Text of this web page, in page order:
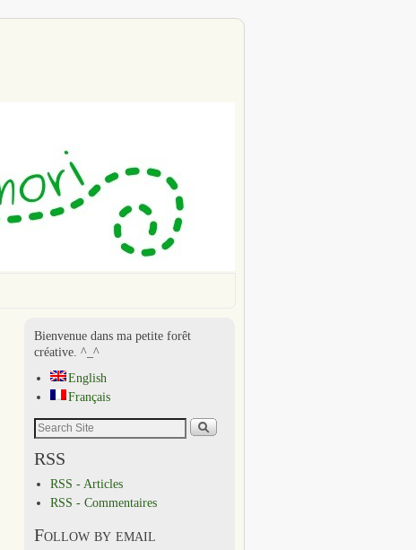
Bienvenue dans ma petite forêt
créative. ^_^
English
Français
RSS
RSS - Articles
RSS - Commentaires
Follow by email